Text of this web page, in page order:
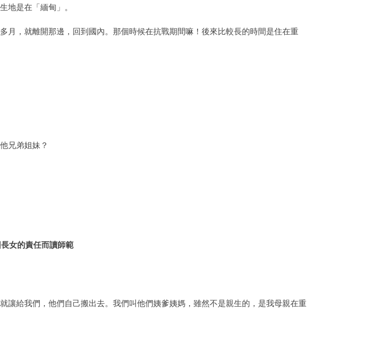
地是在「緬甸」。
月，就離開那邊，回到國內。那個時候在抗戰期間嘛！後來比較長的時間是住在重
兄弟姐妹？
長女的責任而讀師範
讓給我們，他們自己搬出去。我們叫他們姨爹姨媽，雖然不是親生的，是我母親在重